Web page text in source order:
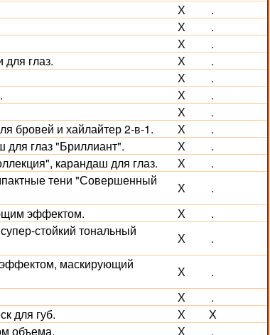
Х
.
Х
.
Х
.
глаз. Х
.
Х
.
Х
.
Х
.
бровей и хайлайтер 2-в-1. Х
.
глаз "Бриллиант". Х
.
карандаш для глаз. Х
.
тени "Совершенный
Х
.
эффектом. Х
.
стойкий тональный
Х .
маскирующий
Х
.
Х
.
для губ. Х
Х
объема. Х
.